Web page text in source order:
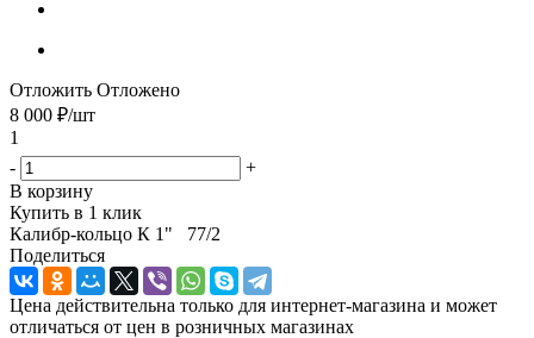
Отложить Отложено
8 000 ₽/шт
1
-
+
В корзину
Купить в 1 клик
Калибр-кольцо К 1" 77/2
Поделиться
Цена действительна только для интернет-магазина и может
отличаться от цен в розничных магазинах